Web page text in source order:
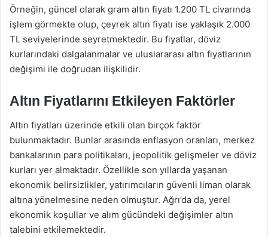
Örneğin, güncel olarak gram altın fiyatı 1.200 TL civarında
işlem görmekte olup, çeyrek altın fiyatı ise yaklaşık 2.000
TL seviyelerinde seyretmektedir. Bu fiyatlar, döviz
kurlarındaki dalgalanmalar ve uluslararası altın fiyatlarının
değişimi ile doğrudan ilişkilidir.
Altın Fiyatlarını Etkileyen Faktörler
Altın fiyatları üzerinde etkili olan birçok faktör
bulunmaktadır. Bunlar arasında enflasyon oranları, merkez
bankalarının para politikaları, jeopolitik gelişmeler ve döviz
kurları yer almaktadır. Özellikle son yıllarda yaşanan
ekonomik belirsizlikler, yatırımcıların güvenli liman olarak
altına yönelmesine neden olmuştur. Ağrı’da da, yerel
ekonomik koşullar ve alım gücündeki değişimler altın
talebini etkilemektedir.